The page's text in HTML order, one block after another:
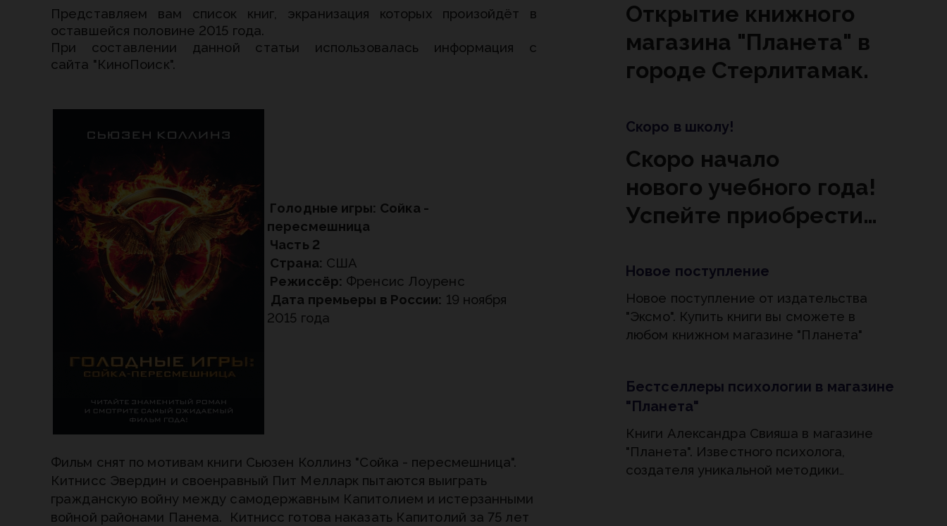
Представляем вам список книг, экранизация которых произойдёт в
оставшейся половине 2015 года.
При составлении данной статьи использовалась информация с
сайта "КиноПоиск".
Голодные игры: Сойка -
пересмешница
Часть 2
Страна: США
Режиссёр: Френсис Лоуренс
Дата премьеры в России: 19 ноября
2015 года
Фильм снят по мотивам книги Сьюзен Коллинз "Сойка - пересмешница".
Китнисс Эвердин и своенравный Пит Мелларк пытаются выиграть
гражданскую войну между самодержавным Капитолием и истерзанными
войной районами Панема. Китнисс готова наказать Капитолий за 75 лет
Открытие книжного
магазина "Планета" в
городе Стерлитамак.
Скоро в школу!
Скоро начало
нового учебного года!
Успейте приобрести
успешного учебного
процесса в книжном
магазине "Планета".
Новое поступление
Новое поступление от издательства
"Эксмо". Купить книги вы сможете в
любом книжном магазине "Планета"
Бестселлеры психологии в магазине
"Планета"
Книги Александра Свияша в магазине
"Планета". Известного психолога,
создателя уникальной методики